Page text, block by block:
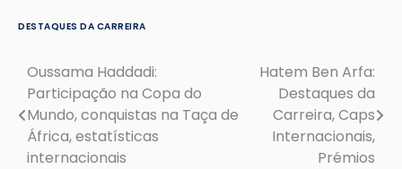
DESTAQUES DA CARREIRA
Post
navigation
Oussama Haddadi:
Participação na Copa do
Mundo, conquistas na Taça de
África, estatísticas
internacionais
Hatem Ben Arfa:
Destaques da
Carreira, Caps
Internacionais,
Prémios